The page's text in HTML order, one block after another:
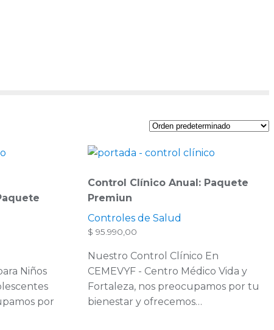
Niños
por
Control Clínico Anual: Paquete
Premiun
Controles de Salud
$ 95.990,00
Nuestro Control Clínico En
CEMEVYF - Centro Médico Vida y
Fortaleza, nos preocupamos por tu
bienestar y ofrecemos…